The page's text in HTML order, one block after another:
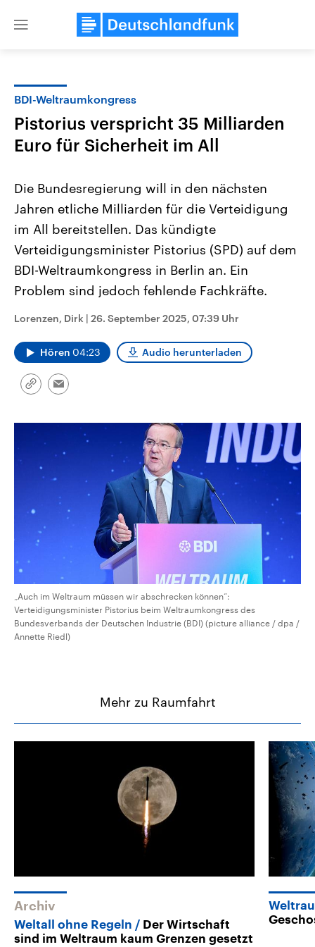
Close
Landtagswahl Sachsen-Anhalt
2026
Alle Informationen
Sachsen-Anhalt wählt am 6.
September 2026 einen neuen
Bundesland von einer Koalition aus
CDU, SPD und FDP regiert.-
Wahlprogramme, aktuelle Berichte
und Hintergründe zu den Parteien
Wahl.
USA
Aktuelle Beiträge,
Hintergründe
gehören die Vereinigten
mit großem Einfluss auf
aktuelle Weltgeschehen.
Sendungen Programm Podcasts
Audio-Archiv
BDI-Weltraumkongress
Pistorius verspricht 35 Milliarden
Euro für Sicherheit im All
Die Bundesregierung will in den nächsten
Jahren etliche Milliarden für die Verteidigung
im All bereitstellen. Das kündigte
Verteidigungsminister Pistorius (SPD) auf dem
BDI-Weltraumkongress in Berlin an. Ein
Problem sind jedoch fehlende Fachkräfte.
Lorenzen, Dirk | 26. September 2025, 07:39 Uhr
Hören 04:23 Audio herunterladen
Link
Email
„Auch im Weltraum müssen wir abschrecken können“:
Verteidigungsminister Pistorius beim Weltraumkongress des
Bundesverbands der Deutschen Industrie (BDI) (picture alliance / dpa /
Annette Riedl)
Mehr zu Raumfahrt
Archiv
Weltall ohne Regeln
Der Wirtschaft
sind im Weltraum kaum Grenzen gesetzt